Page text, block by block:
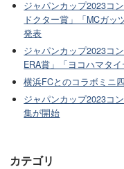
ジャパンカップ2023コ
ドクター賞」「MCガッ
発表
ジャパンカップ2023コ
ERA賞」「ヨコハマタ
横浜FCとのコラボミニ
ジャパンカップ2023コ
集が開始
カテゴリ